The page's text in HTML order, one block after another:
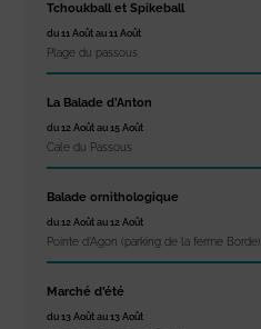
Tchoukball et Spikeball
du 11 Août au 11 Août
Plage du passous
La Balade d’Anton
du 12 Août au 15 Août
Cale du Passous
Balade ornithologique
du 12 Août au 12 Août
Pointe d'Agon (parking de la ferme Borde)
Marché d’été
du 13 Août au 13 Août